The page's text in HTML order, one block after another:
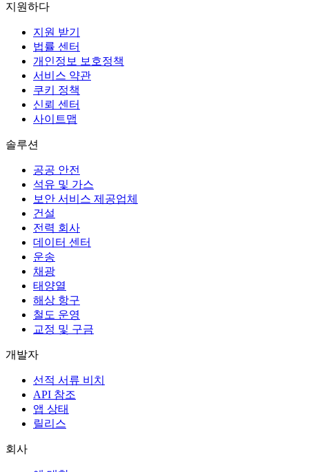
지원하다
지원 받기
법률 센터
개인정보 보호정책
서비스 약관
쿠키 정책
신뢰 센터
사이트맵
솔루션
공공 안전
석유 및 가스
보안 서비스 제공업체
건설
전력 회사
데이터 센터
운송
채광
태양열
해상 항구
철도 운영
교정 및 구금
개발자
선적 서류 비치
API 참조
앱 상태
릴리스
회사